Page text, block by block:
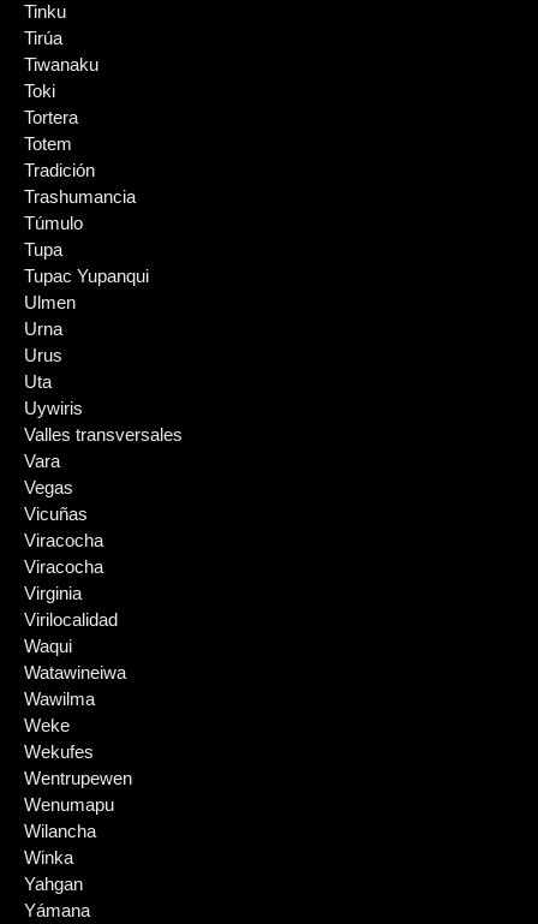
Tinku
Tirúa
Tiwanaku
Toki
Tortera
Totem
Tradición
Trashumancia
Túmulo
Tupa
Tupac Yupanqui
Ulmen
Urna
Urus
Uta
Uywiris
Valles transversales
Vara
Vegas
Vicuñas
Viracocha
Viracocha
Virginia
Virilocalidad
Waqui
Watawineiwa
Wawilma
Weke
Wekufes
Wentrupewen
Wenumapu
Wilancha
Winka
Yahgan
Yámana